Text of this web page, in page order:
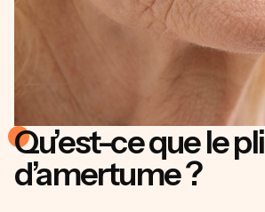
Qu’est-ce que le pli
d’amertume ?